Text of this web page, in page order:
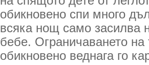
обикновено спи много
всяка нощ само засилва
бебе. Ограничаването на
обикновено веднага го